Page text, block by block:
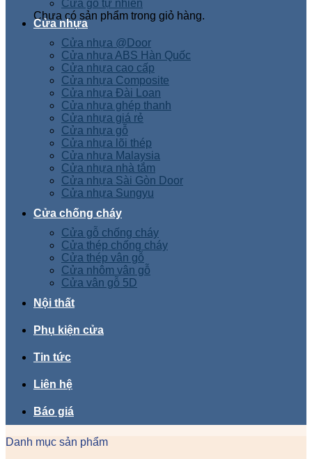
Chưa có sản phẩm trong giỏ hàng.
Cửa gỗ tự nhiên
Cửa nhựa
Cửa nhựa @Door
Cửa nhựa ABS Hàn Quốc
Cửa nhựa cao cấp
Cửa nhựa Composite
Cửa nhựa Đài Loan
Cửa nhựa ghép thanh
Cửa nhựa giá rẻ
Cửa nhựa gỗ
Cửa nhựa lõi thép
Cửa nhựa Malaysia
Cửa nhựa nhà tắm
Cửa nhựa Sài Gòn Door
Cửa nhựa Sungyu
Cửa chống cháy
Cửa gỗ chống cháy
Cửa thép chống cháy
Cửa thép vân gỗ
Cửa nhôm vân gỗ
Cửa vân gỗ 5D
Nội thất
Phụ kiện cửa
Tin tức
Liên hệ
Báo giá
Danh mục sản phẩm